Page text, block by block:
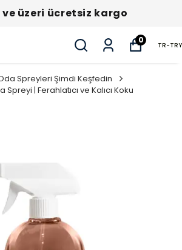
ve üzeri ücretsiz kargo
0
TR-TRY
Spreyleri Şimdi Keşfedin
| Ferahlatıcı ve Kalıcı Koku